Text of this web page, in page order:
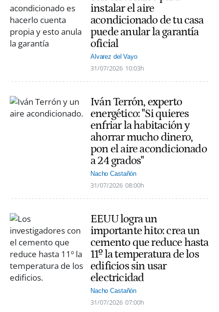
instalar el aire
acondicionado de tu casa
puede anular la garantía
oficial
Alvarez del Vayo
31/07/2026 10:03h
Iván Terrón, experto
energético: "Si quieres
enfriar la habitación y
ahorrar mucho dinero,
pon el aire acondicionado
a 24 grados"
Nacho Castañón
31/07/2026 08:00h
EEUU logra un
importante hito: crea un
cemento que reduce hasta
11º la temperatura de los
edificios sin usar
electricidad
Nacho Castañón
31/07/2026 07:00h